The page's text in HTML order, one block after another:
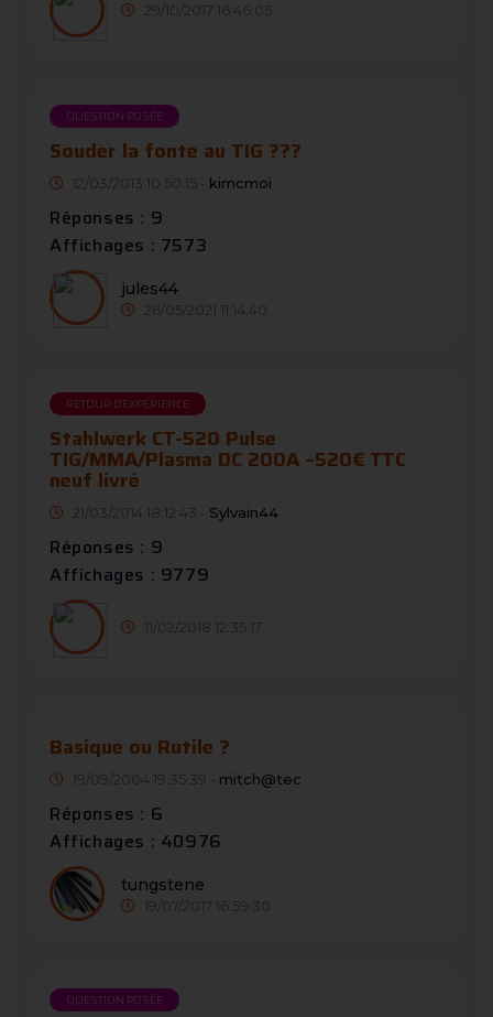
29/10/2017 16:46:05
QUESTION POSÉE
Souder la fonte au TIG ???
12/03/2013 10:50:15 - kimcmoi
Réponses : 9
Affichages : 7573
jules44
26/05/2021 11:14:40
RETOUR D'EXPÉRIENCE
Stahlwerk CT-520 Pulse
TIG/MMA/Plasma DC 200A ~520€ TTC
neuf livré
21/03/2014 18:12:43 - Sylvain44
Réponses : 9
Affichages : 9779
11/02/2018 12:35:17
Basique ou Rutile ?
19/09/2004 19:35:39 - mitch@tec
Réponses : 6
Affichages : 40976
tungstene
19/07/2017 16:59:30
QUESTION POSÉE